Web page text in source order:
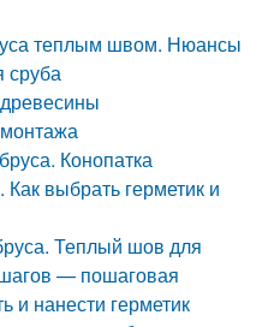
теплым швом. Нюансы
сруба
Конопатка
выбрать герметик и
Теплый шов для
— пошаговая
и нанести герметик